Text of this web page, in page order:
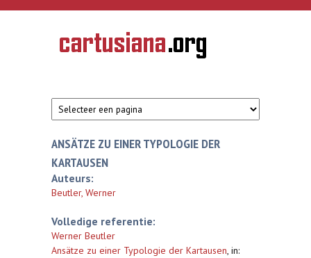
Overslaan en naar de inhoud gaan
CARTUSIANA
Geschiedenis
van de
ANSÄTZE ZU EINER TYPOLOGIE DER
KARTAUSEN
Auteurs:
Beutler, Werner
Volledige referentie:
Werner Beutler
Ansätze zu einer Typologie der Kartausen, in: